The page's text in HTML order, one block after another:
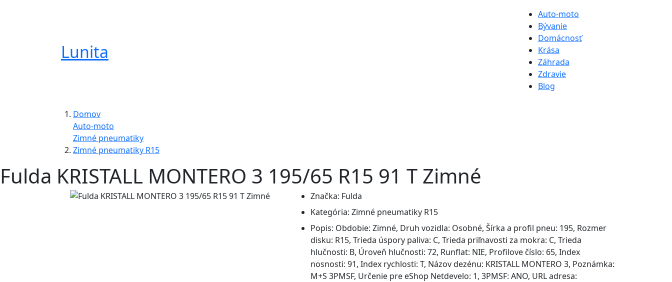
Lunita
Auto-moto
Bývanie
Domácnosť
Krása
Záhrada
Zdravie
Blog
Domov
Auto-moto
Zimné pneumatiky
Zimné pneumatiky R15
Fulda KRISTALL MONTERO 3 195/65 R15 91 T Zimné
Značka: Fulda
Kategória: Zimné pneumatiky R15
Popis: Obdobie: Zimné, Druh vozidla: Osobné, Šírka a profil pneu: 195, Rozmer
disku: R15, Trieda úspory paliva: C, Trieda priľnavosti za mokra: C, Trieda
hlučnosti: B, Úroveň hlučnosti: 72, Runflat: NIE, Profilove číslo: 65, Index
nosnosti: 91, Index rychlosti: T, Názov dezénu: KRISTALL MONTERO 3, Poznámka:
M+S 3PMSF, Určenie pre eShop Netdevelo: 1, 3PMSF: ANO, URL adresa: